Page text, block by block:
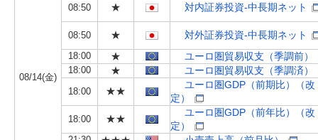
08/14(金)
08:50 ★ 対内証券投資-中長期ネット
08:50 ★ 対外証券投資-中長期ネット
18:00 ★ ユーロ圏貿易収支（季調前）
18:00 ★ ユーロ圏貿易収支（季調済）
18:00 ★★
ユーロ圏GDP（前期比）（改
定）
18:00 ★★
ユーロ圏GDP（前年比）（改
定）